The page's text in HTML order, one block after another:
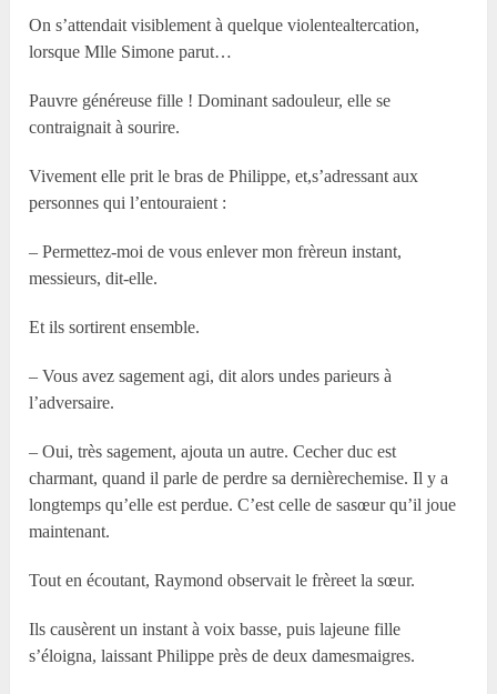
On s’attendait visiblement à quelque violentealtercation,
lorsque Mlle Simone parut…
Pauvre généreuse fille ! Dominant sadouleur, elle se
contraignait à sourire.
Vivement elle prit le bras de Philippe, et,s’adressant aux
personnes qui l’entouraient :
– Permettez-moi de vous enlever mon frèreun instant,
messieurs, dit-elle.
Et ils sortirent ensemble.
– Vous avez sagement agi, dit alors undes parieurs à
l’adversaire.
– Oui, très sagement, ajouta un autre. Cecher duc est
charmant, quand il parle de perdre sa dernièrechemise. Il y a
longtemps qu’elle est perdue. C’est celle de sasœur qu’il joue
maintenant.
Tout en écoutant, Raymond observait le frèreet la sœur.
Ils causèrent un instant à voix basse, puis lajeune fille
s’éloigna, laissant Philippe près de deux damesmaigres.